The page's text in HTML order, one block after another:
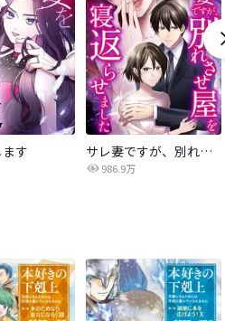
す サレ妻ですが、別れさせ屋を寝返らせました
986.9万